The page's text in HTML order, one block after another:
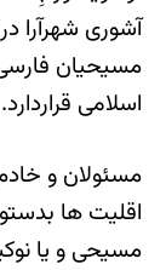
آشوری شهرآرا
مسیحیان
اسلامی قراردارد.
مسئولان و
اقلیت ها